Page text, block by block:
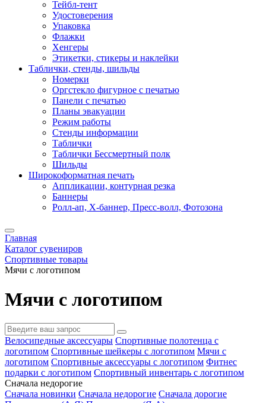
Тейбл-тент
Удостоверения
Упаковка
Флажки
Хенгеры
Этикетки, стикеры и наклейки
Таблички, стенды, шильды
Номерки
Оргстекло фигурное с печатью
Панели с печатью
Планы эвакуации
Режим работы
Стенды информации
Таблички
Таблички Бессмертный полк
Шильды
Широкоформатная печать
Аппликации, контурная резка
Баннеры
Ролл-ап, X-баннер, Пресс-волл, Фотозона
Главная
Каталог сувениров
Спортивные товары
Мячи с логотипом
Мячи с логотипом
Велосипедные аксессуары Спортивные полотенца с
логотипом Спортивные шейкеры с логотипом Мячи с
логотипом Спортивные аксессуары с логотипом Фитнес
подарки с логотипом Спортивный инвентарь с логотипом
Сначала недорогие
Сначала новинки Сначала недорогие Сначала дорогие